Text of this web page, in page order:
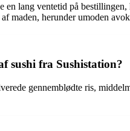
lang ventetid på
maden, herunder umoden
sushi fra Sushistation?
gennemblødte ris,